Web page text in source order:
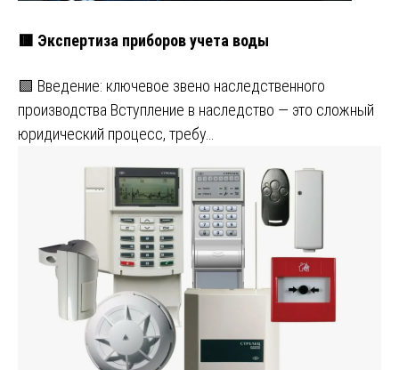
🟥 Экспертиза приборов учета воды
🟩 Введение: ключевое звено наследственного
производства Вступление в наследство — это сложный
юридический процесс, требу…